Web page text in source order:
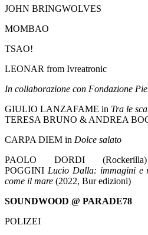
JOHN BRINGWOLVES
MOMBAO
TSAO!
LEONAR from Ivreatronic
In collaborazione con Fondazione
GIULIO LANZAFAME in Tra le
TERESA BRUNO & ANDREA
CARPA DIEM in Dolce salato
PAOLO DORDI
POGGINI Lucio Dalla: immagini e
come il mare (2022, Bur edizioni)
SOUNDWOOD @ PARADE78
POLIZEI